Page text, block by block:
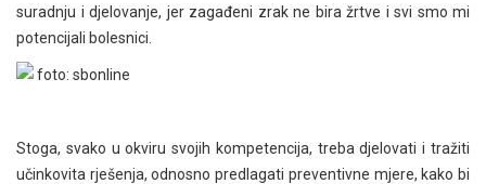
suradnju i djelovanje, jer zagađeni zrak ne bira žrtve i svi smo mi
potencijali bolesnici.
foto: sbonline
Stoga, svako u okviru svojih kompetencija, treba djelovati i tražiti
učinkovita rješenja, odnosno predlagati preventivne mjere, kako bi